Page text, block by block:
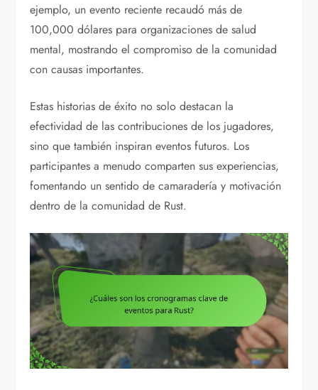
ejemplo, un evento reciente recaudó más de
100,000 dólares para organizaciones de salud
mental, mostrando el compromiso de la comunidad
con causas importantes.
Estas historias de éxito no solo destacan la
efectividad de las contribuciones de los jugadores,
sino que también inspiran eventos futuros. Los
participantes a menudo comparten sus experiencias,
fomentando un sentido de camaradería y motivación
dentro de la comunidad de Rust.